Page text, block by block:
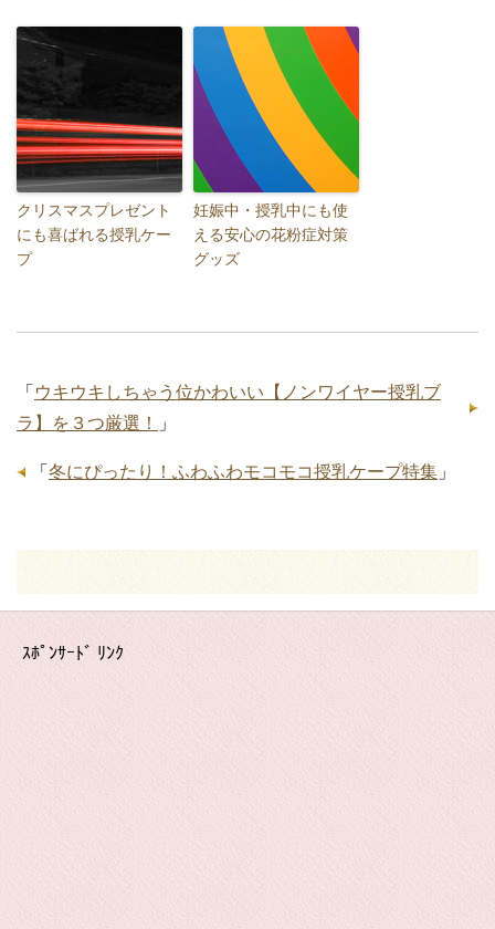
クリスマスプレゼント
にも喜ばれる授乳ケー
プ
妊娠中・授乳中にも使
える安心の花粉症対策
グッズ
「 ウキウキしちゃう位かわいい【ノンワイヤー授乳ブ
ラ】を３つ厳選！
」
「 冬にぴったり！ふわふわモコモコ授乳ケープ特集 」
ｽﾎﾟﾝｻｰﾄﾞ ﾘﾝｸ